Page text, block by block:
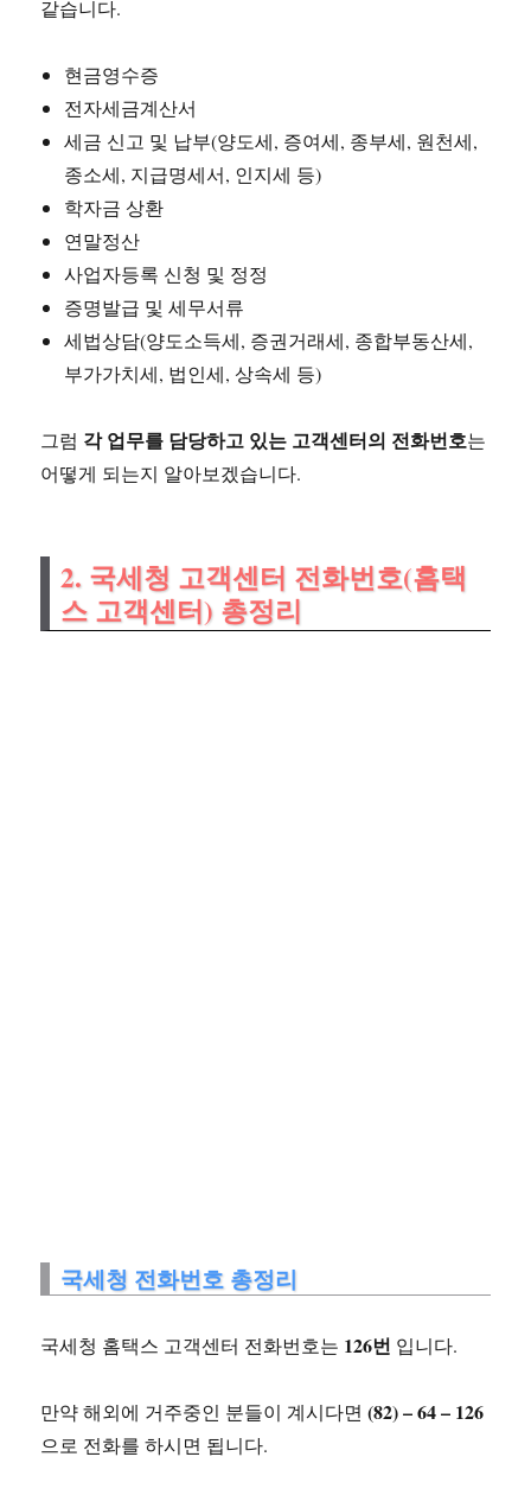
같습니다.
현금영수증
전자세금계산서
세금 신고 및 납부(양도세, 증여세, 종부세, 원천세,
종소세, 지급명세서, 인지세 등)
학자금 상환
연말정산
사업자등록 신청 및 정정
증명발급 및 세무서류
세법상담(양도소득세, 증권거래세, 종합부동산세,
부가가치세, 법인세, 상속세 등)
그럼 각 업무를 담당하고 있는 고객센터의 전화번호는
어떻게 되는지 알아보겠습니다.
2. 국세청 고객센터 전화번호(홈택
스 고객센터) 총정리
국세청 전화번호 총정리
국세청 홈택스 고객센터 전화번호는 126번 입니다.
만약 해외에 거주중인 분들이 계시다면(82) – 64 – 126
으로 전화를 하시면 됩니다.